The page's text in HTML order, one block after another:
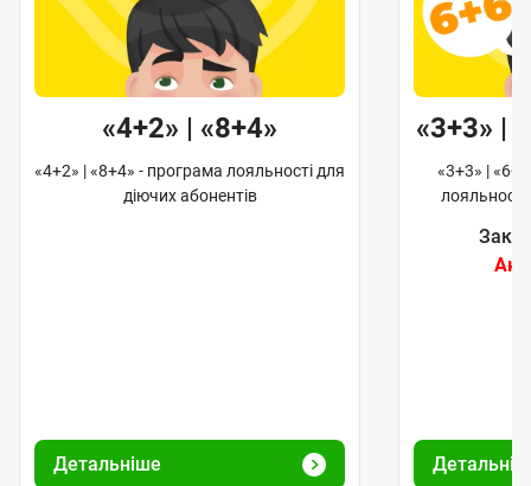
для
«3+3» | «6+6» | «12+12»
«3+3» | «6+6» | «12+12» - програма
лояльності для діючих абонентів